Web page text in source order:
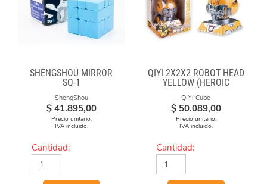
SHENGSHOU MIRROR
SQ-1
ShengShou
$ 41.895,00
Precio unitario.
IVA incluido.
Cantidad:
QIYI 2X2X2 ROBOT HEAD
YELLOW (HEROIC
LEADER)
QiYi Cube
$ 50.089,00
Precio unitario.
IVA incluido.
Cantidad: